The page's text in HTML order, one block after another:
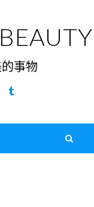
事物
Pinterest
Tumblr